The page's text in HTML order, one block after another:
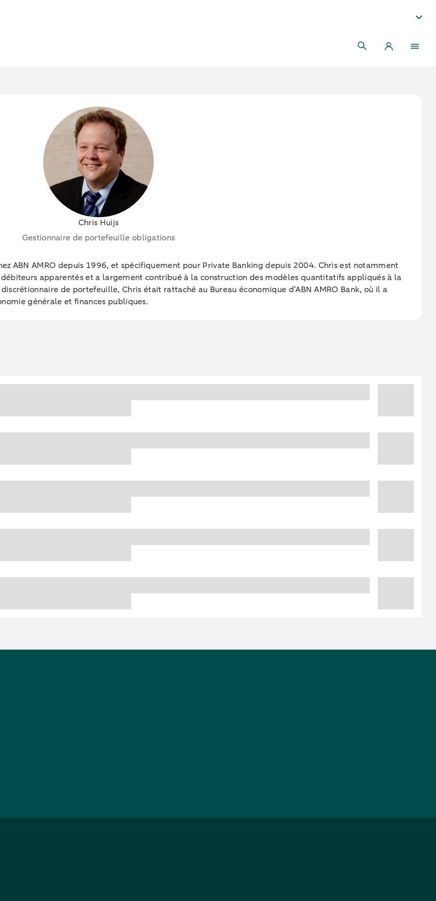
Chris Huijs
Gestionnaire de portefeuille obligations
ABN AMRO depuis 1996, et spécifiquement pour Private Banking depuis 2004. Chris est notamment
apparentés et a largement contribué à la construction des modèles quantitatifs appliqués à la
de portefeuille, Chris était rattaché au Bureau économique d’ABN AMRO Bank, où il a
générale et finances publiques.